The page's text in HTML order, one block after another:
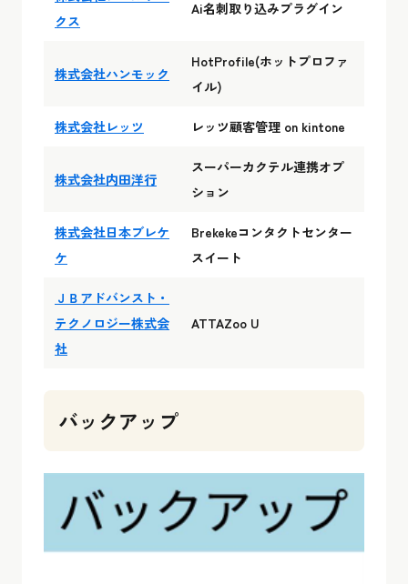
クス
Ai名刺取り込みプラグイン
株式会社ハンモック
HotProfile(ホットプロファ
イル)
株式会社レッツ レッツ顧客管理 on kintone
株式会社内田洋行
スーパーカクテル連携オプ
ション
株式会社日本ブレケ
ケ
Brekekeコンタクトセンター
スイート
ＪＢアドバンスト・
テクノロジー株式会
社
ATTAZoo U
バックアップ